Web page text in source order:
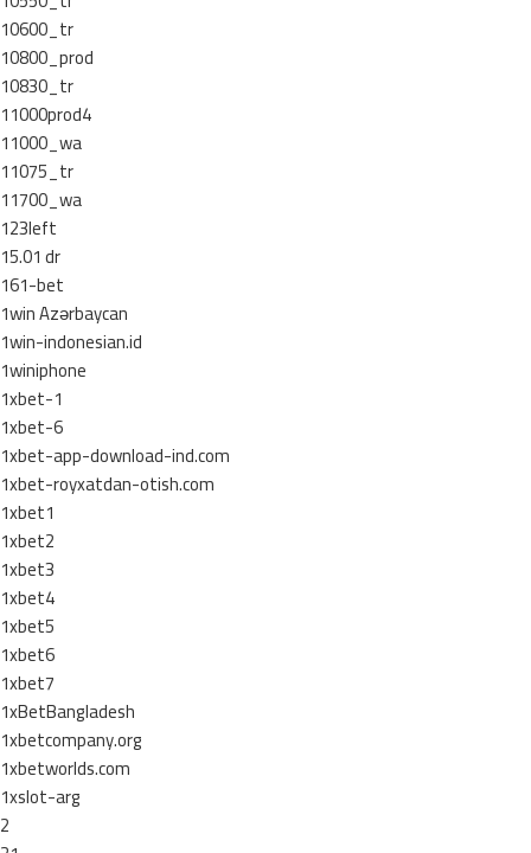
10600_tr
10800_prod
10830_tr
11000prod4
11000_wa
11075_tr
11700_wa
123left
15.01 dr
161-bet
1win Azərbaycan
1win-indonesian.id
1winiphone
1xbet-1
1xbet-6
1xbet-app-download-ind.com
1xbet-royxatdan-otish.com
1xbet1
1xbet2
1xbet3
1xbet4
1xbet5
1xbet6
1xbet7
1xBetBangladesh
1xbetcompany.org
1xbetworlds.com
1xslot-arg
2